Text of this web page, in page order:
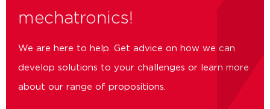
mechatronics!
We are here to help. Get advice on how we can
develop solutions to your challenges or learn more
about our range of propositions.